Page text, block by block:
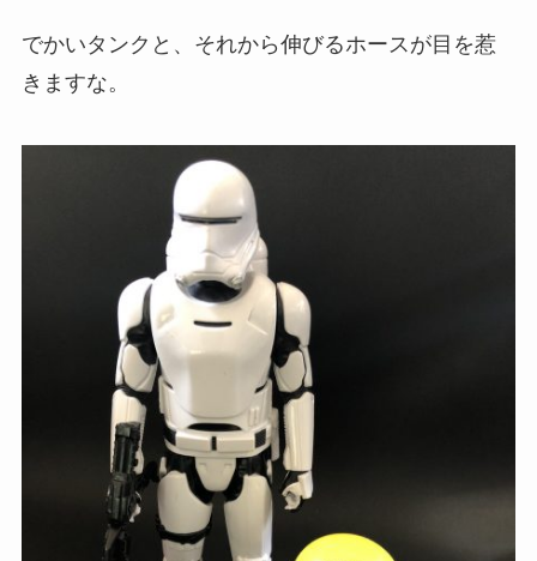
でかいタンクと、それから伸びるホースが目を惹
きますな。